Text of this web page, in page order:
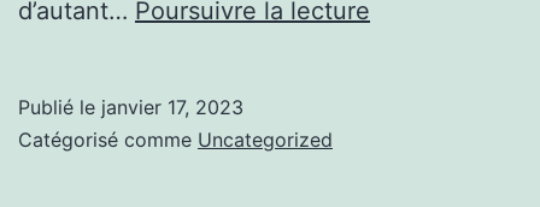
d’autant… Poursuivre la lecture
Publié le janvier 17, 2023
Catégorisé comme Uncategorized